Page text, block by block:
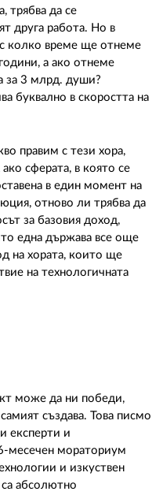
трябва да се
друга работа. Но в
колко време ще отнеме
а ако отнеме
за 3 млрд. души?
буквално в скоростта на
правим с тези хора,
сферата, в която се
в един момент на
отново ли трябва да
за базовия доход,
една държава все още
на хората, които ще
на технологичната
може да ни победи,
създава. Това писмо
експерти и
месечен мораториум
и изкуствен
абсолютно